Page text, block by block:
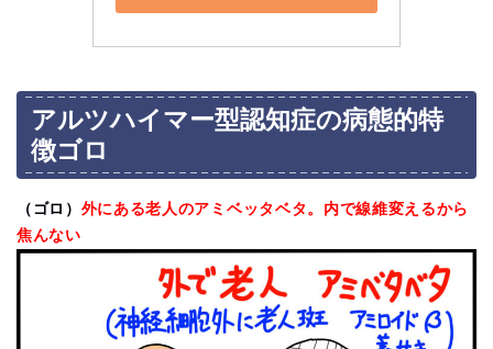
アルツハイマー型認知症の病態的特
徴ゴロ
（ゴロ） 外にある老人のアミベッタベタ。内で線維変えるから
焦んない